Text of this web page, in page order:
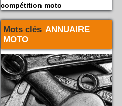
compétition moto
Mots clés ANNUAIRE
MOTO